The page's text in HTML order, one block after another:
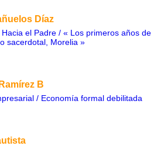
Díaz
Hacia el Padre / « Los primeros años de
sacerdotal, Morelia »
B
/ Economía formal debilitada